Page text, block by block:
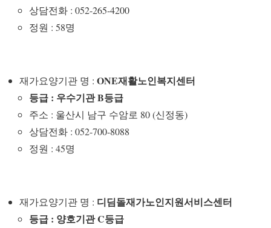
상담전화 : 052-265-4200
정원 : 58명
재가요양기관 명 : ONE재활노인복지센터
등급 : 우수기관 B등급
주소 : 울산시 남구 수암로 80 (신정동)
상담전화 : 052-700-8088
정원 : 45명
재가요양기관 명 : 디딤돌재가노인지원서비스센터
등급 : 양호기관 C등급